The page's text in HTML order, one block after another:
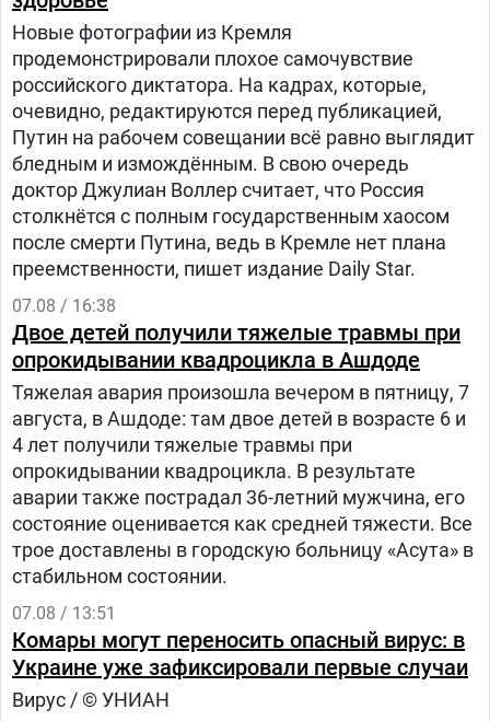
Новые фотографии из Кремля
продемонстрировали плохое самочувствие
российского диктатора. На кадрах, которые,
очевидно, редактируются перед публикацией,
Путин на рабочем совещании всё равно выглядит
бледным и измождённым. В свою очередь
доктор Джулиан Воллер считает, что Россия
столкнётся с полным государственным хаосом
после смерти Путина, ведь в Кремле нет плана
преемственности, пишет издание Daily Star.
07.08 / 16:38
Двое детей получили тяжелые травмы при
опрокидывании квадроцикла в Ашдоде
Тяжелая авария произошла вечером в пятницу, 7
августа, в Ашдоде: там двое детей в возрасте 6 и
4 лет получили тяжелые травмы при
опрокидывании квадроцикла. В результате
аварии также пострадал 36-летний мужчина, его
состояние оценивается как средней тяжести. Все
трое доставлены в городскую больницу «Асута» в
стабильном состоянии.
07.08 / 13:51
Комары могут переносить опасный вирус: в
Украине уже зафиксировали первые случаи
Вирус / © УНИАН